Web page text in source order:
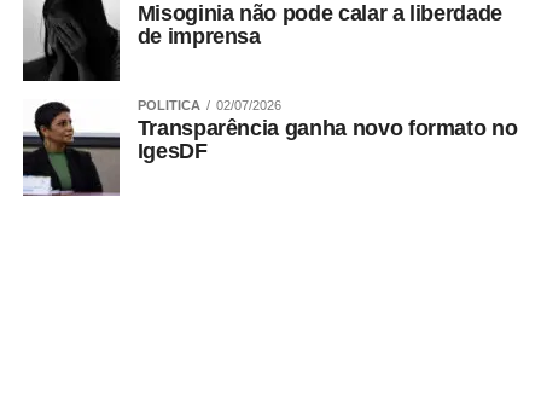
Misoginia não pode calar a liberdade
de imprensa
POLITICA 02/07/2026
Transparência ganha novo formato no
IgesDF